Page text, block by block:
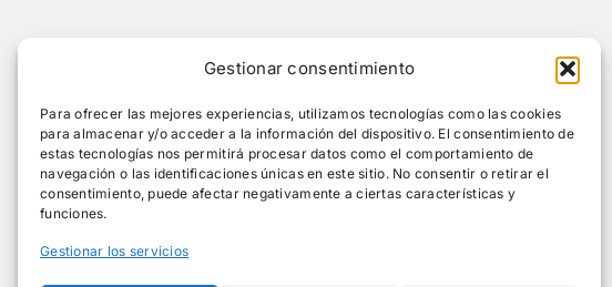
Gestionar consentimiento
Para ofrecer las mejores experiencias, utilizamos tecnologías como las cookies
para almacenar y/o acceder a la información del dispositivo. El consentimiento de
estas tecnologías nos permitirá procesar datos como el comportamiento de
navegación o las identificaciones únicas en este sitio. No consentir o retirar el
consentimiento, puede afectar negativamente a ciertas características y
funciones.
Gestionar los servicios